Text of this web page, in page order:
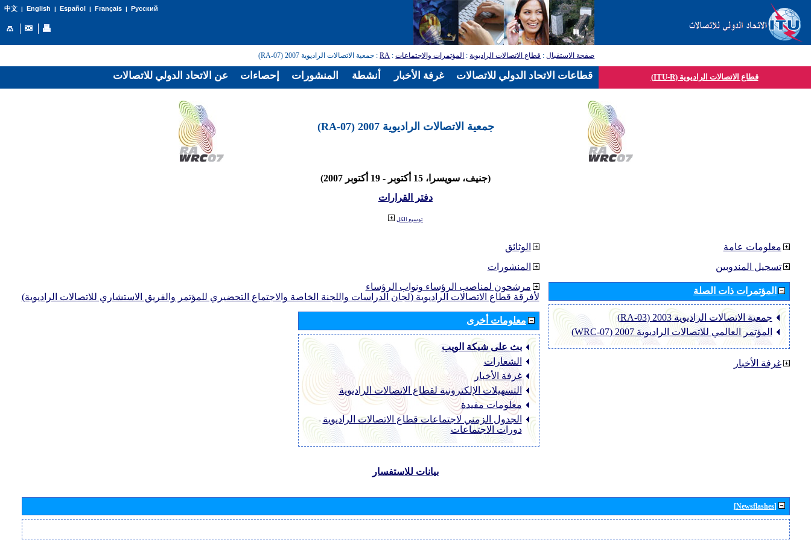
中文| English | Español | Français| Русский
صفحة الاستقبال: قطاع الاتصالات الراديوية: المؤتمرات والاجتماعات:
RA: جمعية الاتصالات الراديوية 2007 (RA-07)
قطاع الاتصالات الراديوية (ITU-R)
جمعية الاتصالات الراديوية 2007 (RA-07)
(جنيف، سويسرا، 15 أكتوبر - 19 أكتوبر 2007)
دفتر القرارات
توسيع الكل
الوثائق
المنشورات
مرشحون لمناصب الرؤساء ونواب الرؤساء
لأفرقة قطاع الاتصالات الراديوية (لجان الدراسات واللجنة الخاصة والاجتماع التحضيري للمؤتمر والفريق الاستشاري للاتصالات الراديوية)
معلومات أخرى
بث على شبكة الويب
الشعارات
غرفة الأخبار
التسهيلات الإلكترونية لقطاع الاتصالات الراديوية
معلومات مفيدة
الجدول الزمني لاجتماعات قطاع الاتصالات الراديوية -
دورات الاجتماعات
معلومات عامة
تسجيل المندوبين
المؤتمرات ذات الصلة
جمعية الاتصالات الراديوية 2003 (RA-03)
المؤتمر العالمي للاتصالات الراديوية 2007 (WRC-07)
غرفة الأخبار
بيانات للاستفسار
[Newsflashes]
عن الاتحاد الدولي للاتصالات إحصاءات المنشورات أنشطة غرفة الأخبار قطاعات الاتحاد الدولي للاتصالات